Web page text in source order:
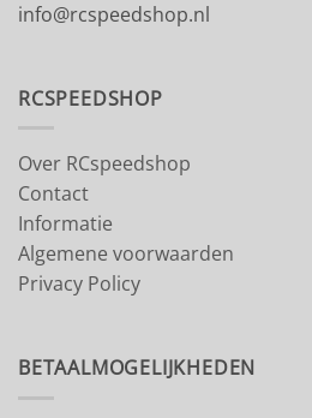
info@rcspeedshop.nl
RCSPEEDSHOP
Over RCspeedshop
Contact
Informatie
Algemene voorwaarden
Privacy Policy
BETAALMOGELIJKHEDEN